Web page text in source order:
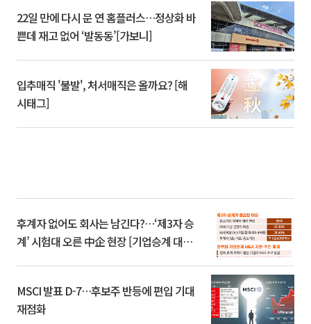
22일 만에 다시 문 연 홈플러스…정상화 바
쁜데 재고 없어 ‘발동동’[가보니]
입추매직 '불발', 처서매직은 올까요? [해
시태그]
후계자 없어도 회사는 남긴다?…‘제3자 승
계’ 시험대 오른 中企 현장 [기업승계 대전
MSCI 발표 D-7…후보주 반등에 편입 기대
재점화